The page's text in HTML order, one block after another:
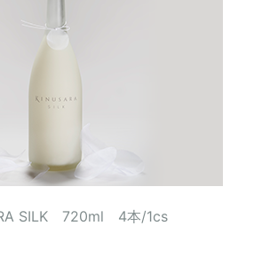
SILK 720ml 4本/1cs